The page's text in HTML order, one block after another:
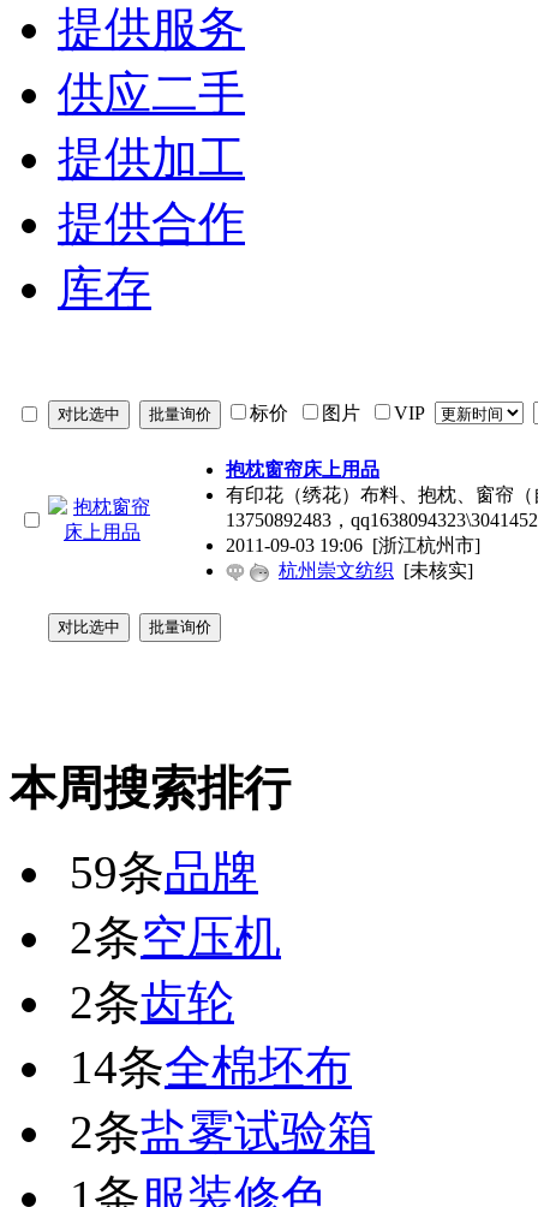
提供服务
供应二手
提供加工
提供合作
库存
标价 图片 VIP
抱枕窗帘床上用品
有印花（绣花）布料、抱枕、窗帘
13750892483，
2011-09-03 19:06 [浙江杭州市]
杭州崇文纺织 [未核实]
本周搜索排行
59条品牌
2条空压机
2条齿轮
14条全棉坯布
2条盐雾试验箱
1条服装修色